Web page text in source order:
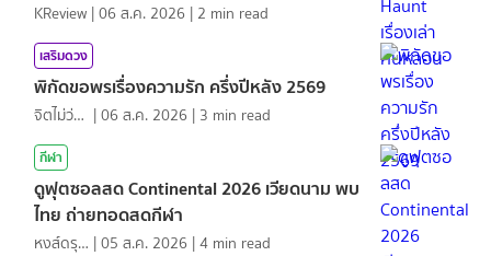
KReview |06 ส.ค. 2026 | 2 min read
เสริมดวง
พิกัดขอพรเรื่องความรัก ครึ่งปีหลัง 2569
จิตไม่ว่าง |06 ส.ค. 2026 | 3 min read
กีฬา
ดูฟุตซอลสด Continental 2026 เวียดนาม พบ
ไทย ถ่ายทอดสดกีฬา
หงส์ดรุณ |05 ส.ค. 2026 |4 min read